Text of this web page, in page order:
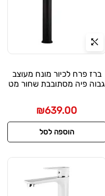
ברז פרח לכיור מונח מעוצב
גבוה פיה מסתובבת שחור מט
₪639.00
הוספה לסל